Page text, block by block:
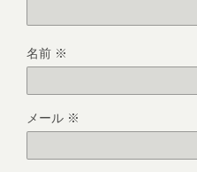
名前 ※
メール ※